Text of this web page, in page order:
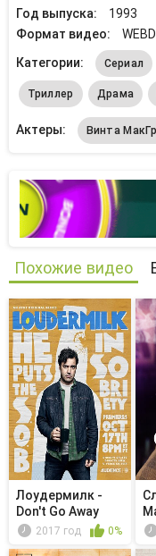
Год выпуска:
1993
Формат видео:
Категории:
Сериал
Триллер Драма
Актеры: Винта
Похожие видео
Лоудермилк -
Don't Go Away
Mad (Just ...
2017 год 0%